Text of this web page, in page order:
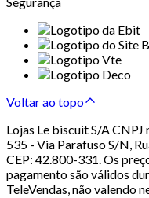
Voltar ao topo
Lojas Le biscuit S/A
535 - Via Parafuso S/N,
CEP: 42.800-331. Os
pagamento são válidos
TeleVendas, não valendo